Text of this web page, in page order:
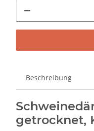
Beschreibung
getrocknet,